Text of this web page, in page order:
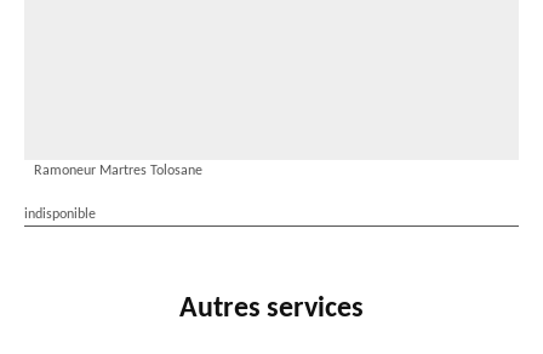
Ramoneur Martres Tolosane
indisponible
Autres services